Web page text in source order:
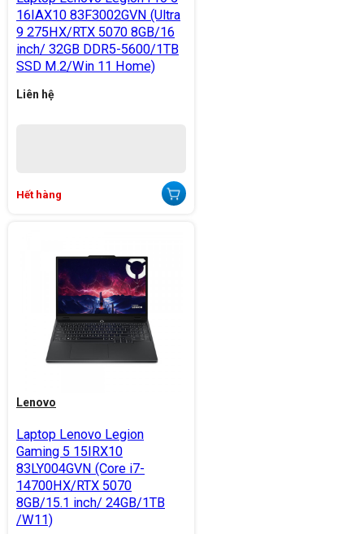
16IAX10 83F3002GVN (Ultra
9 275HX/RTX 5070 8GB/16
inch/ 32GB DDR5-5600/1TB
SSD M.2/Win 11 Home)
Liên hệ
Hết hàng
Lenovo
Laptop Lenovo Legion
Gaming 5 15IRX10
83LY004GVN (Core i7-
14700HX/RTX 5070
8GB/15.1 inch/ 24GB/1TB
/W11)